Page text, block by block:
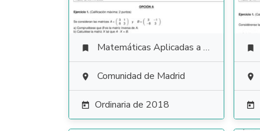
 Matemáticas Aplicadas a las Ciencias Sociales
 Comunidad de Madrid
 Ordinaria de 2018


